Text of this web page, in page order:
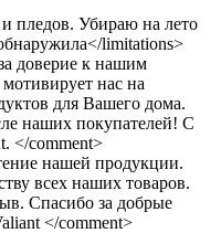
пледов. Убираю на лето
limitations>
доверие к нашим
нас на
для Вашего дома.
наших покупателей! С
</comment>
нашей продукции.
всех наших товаров.
Спасибо за добрые
</comment>